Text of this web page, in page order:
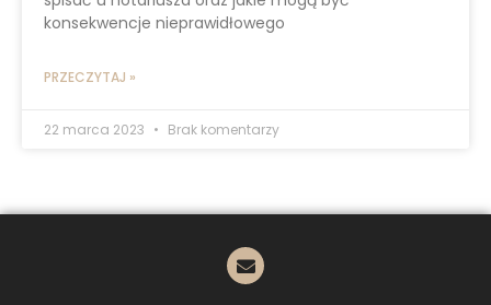
konsekwencje nieprawidłowego
PRZECZYTAJ »
22 marca 2023 Brak komentarzy